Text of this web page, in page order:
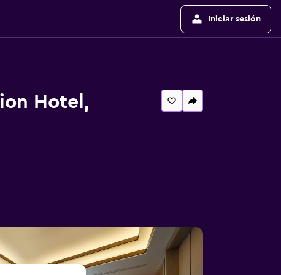
Iniciar sesión
Hotel,